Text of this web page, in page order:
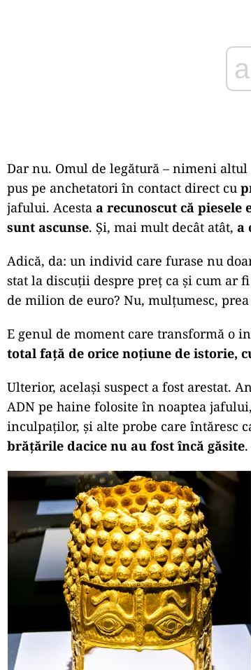
Dar nu. Omul de legătură – nimeni altul
pus pe anchetatori în contact direct cu
jafului. Acesta a recunoscut că piesele
sunt ascunse. Și, mai mult decât atât, a
Adică, da: un individ care furase nu
stat la discuții despre preț ca și cum ar
de milion de euro? Nu, mulțumesc,
E genul de moment care transformă o
total față de orice noțiune de istorie,
Ulterior, același suspect a fost arestat.
ADN pe haine folosite în noaptea
inculpaților, și alte probe care întăresc
brățările dacice nu au fost încă găsite.